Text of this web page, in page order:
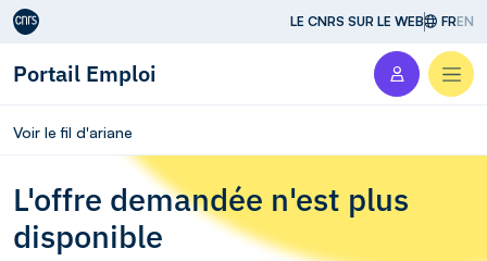
Aller au contenu LE CNRS SUR LE WEB FREN
Portail Emploi
Voir le fil d'ariane
L'offre demandée n'est plus
disponible